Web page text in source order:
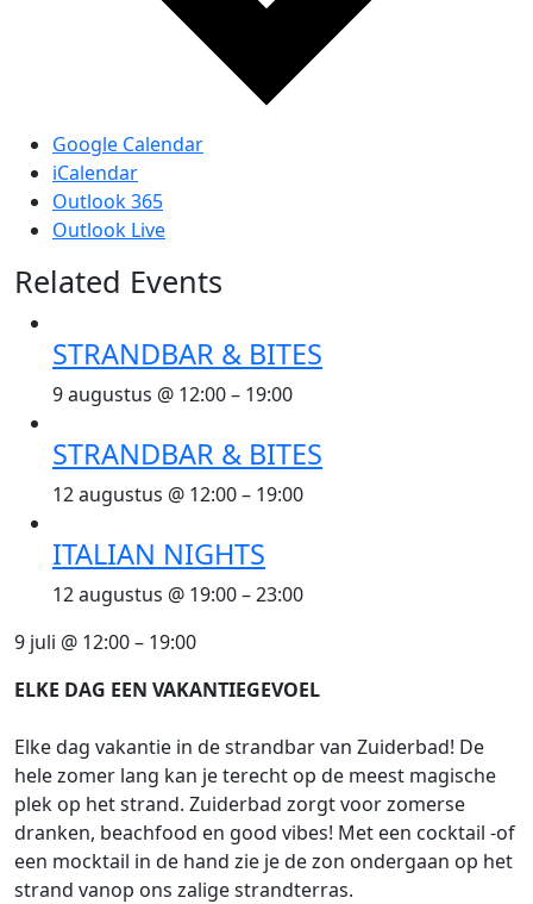
Google Calendar
iCalendar
Outlook 365
Outlook Live
Related Events
STRANDBAR & BITES
9 augustus @ 12:00– 19:00
STRANDBAR & BITES
12 augustus @ 12:00– 19:00
ITALIAN NIGHTS
12 augustus @ 19:00–23:00
9 juli @ 12:00– 19:00
ELKE DAG EEN VAKANTIEGEVOEL
Elke dag vakantie in de strandbar van Zuiderbad! De
hele zomer lang kan je terecht op de meest magische
plek op het strand. Zuiderbad zorgt voor zomerse
dranken, beachfood en good vibes! Met een cocktail -of
een mocktail in de hand zie je de zon ondergaan op het
strand vanop ons zalige strandterras.